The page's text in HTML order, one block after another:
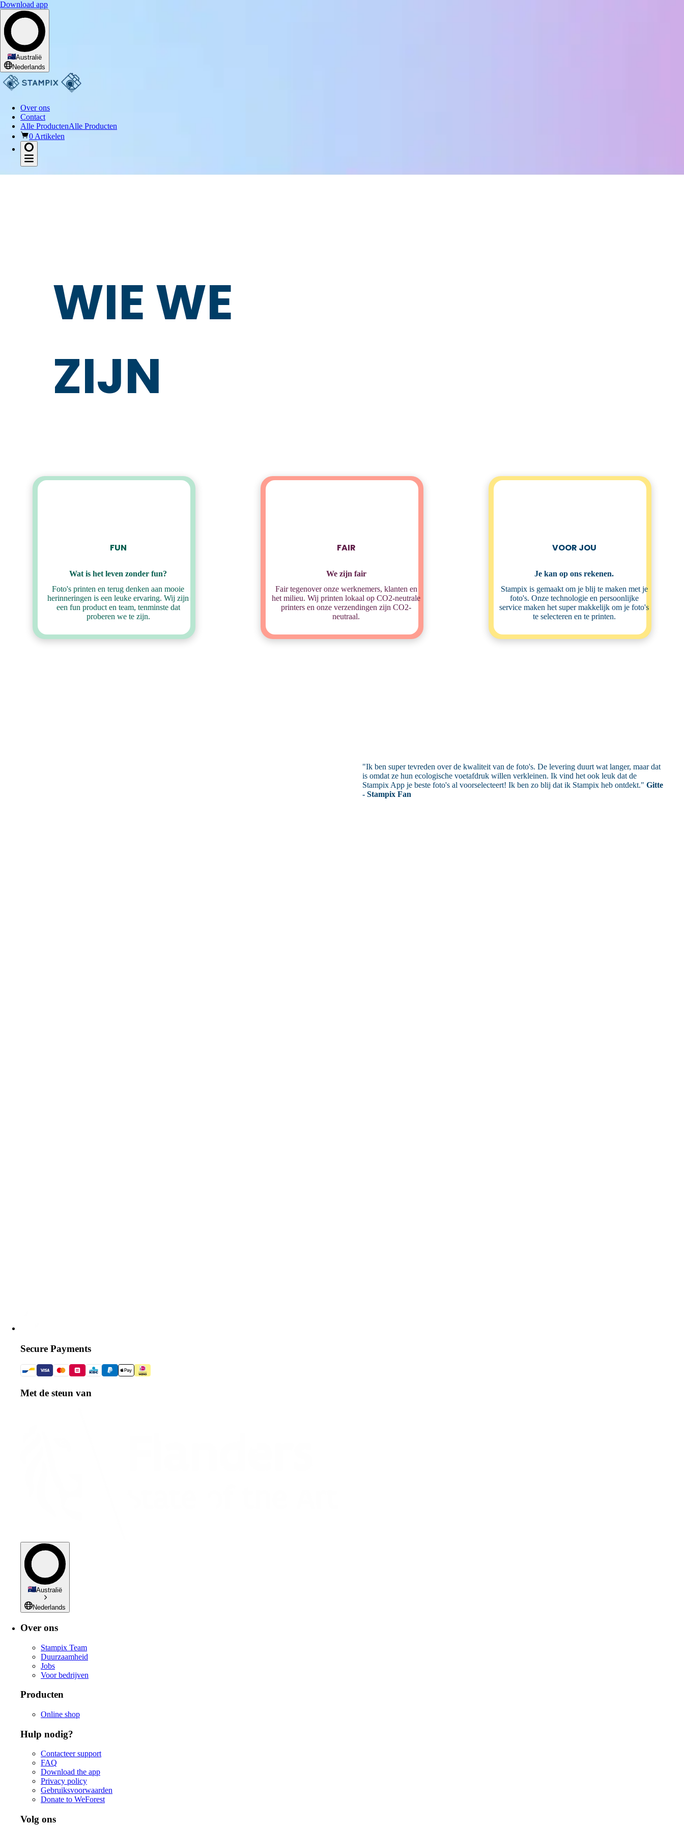
Download app
Australië
Nederlands
Over ons
Contact
Alle ProductenAlle Producten
0 Artikelen
WIE WE
ZIJN
FUN
Wat is het leven zonder fun?
Foto's printen en terug denken aan mooie
herinneringen is een leuke ervaring. Wij zijn
een fun product en team, tenminste dat
proberen we te zijn.
FAIR
We zijn fair
Fair tegenover onze werknemers, klanten en
het milieu. Wij printen lokaal op CO2-neutrale
printers en onze verzendingen zijn CO2-
neutraal.
VOOR JOU
Je kan op ons rekenen.
Stampix is gemaakt om je blij te maken met je
foto's. Onze technologie en persoonlijke
service maken het super makkelijk om je foto's
te selecteren en te printen.
"Ik ben super tevreden over de kwaliteit van de foto's. De levering duurt wat langer, maar dat
is omdat ze hun ecologische voetafdruk willen verkleinen. Ik vind het ook leuk dat de
Stampix App je beste foto's al voorselecteert! Ik ben zo blij dat ik Stampix heb ontdekt." Gitte
- Stampix Fan
Secure Payments
Met de steun van
Australië
Nederlands
Over ons
Stampix Team
Duurzaamheid
Jobs
Voor bedrijven
Producten
Online shop
Hulp nodig?
Contacteer support
FAQ
Download the app
Privacy policy
Gebruiksvoorwaarden
Donate to WeForest
Volg ons